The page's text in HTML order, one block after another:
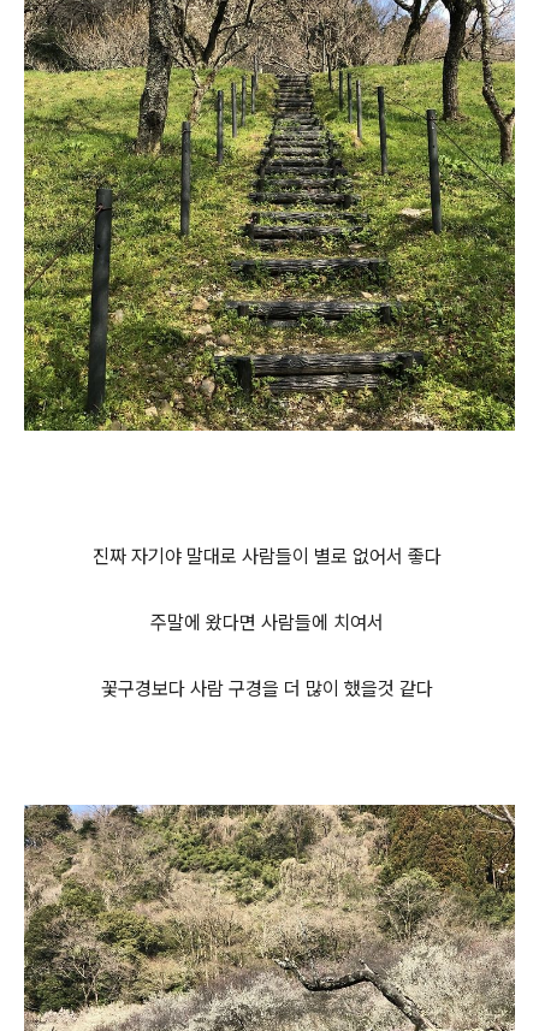
진짜 자기야 말대로 사람들이 별로 없어서 좋다
주말에 왔다면 사람들에 치여서
꽃구경보다 사람 구경을 더 많이 했을것 같다